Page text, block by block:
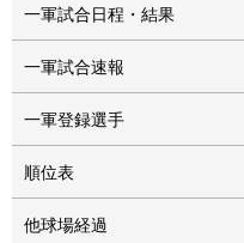
一軍試合日程・結果
一軍試合速報
一軍登録選手
順位表
他球場経過